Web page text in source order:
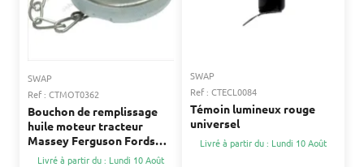
SWAP
Ref : CTMOT0362
Bouchon de remplissage
huile moteur tracteur
Massey Ferguson Fordson
734962M91
Livré à partir du : Lundi 10 Août
SWAP
Ref : CTECL0084
Témoin lumineux rouge
universel
Livré à partir du : Lundi 10 Août